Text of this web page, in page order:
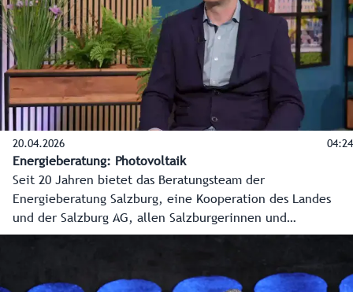
20.04.2026 04:24
Energieberatung: Photovoltaik
Seit 20 Jahren bietet das Beratungsteam der
Energieberatung Salzburg, eine Kooperation des Landes
und der Salzburg AG, allen Salzburgerinnen und
Salzburgern kostenlose, produktneutrale und unabhängige
Energieberater Florian Klinger, was bei